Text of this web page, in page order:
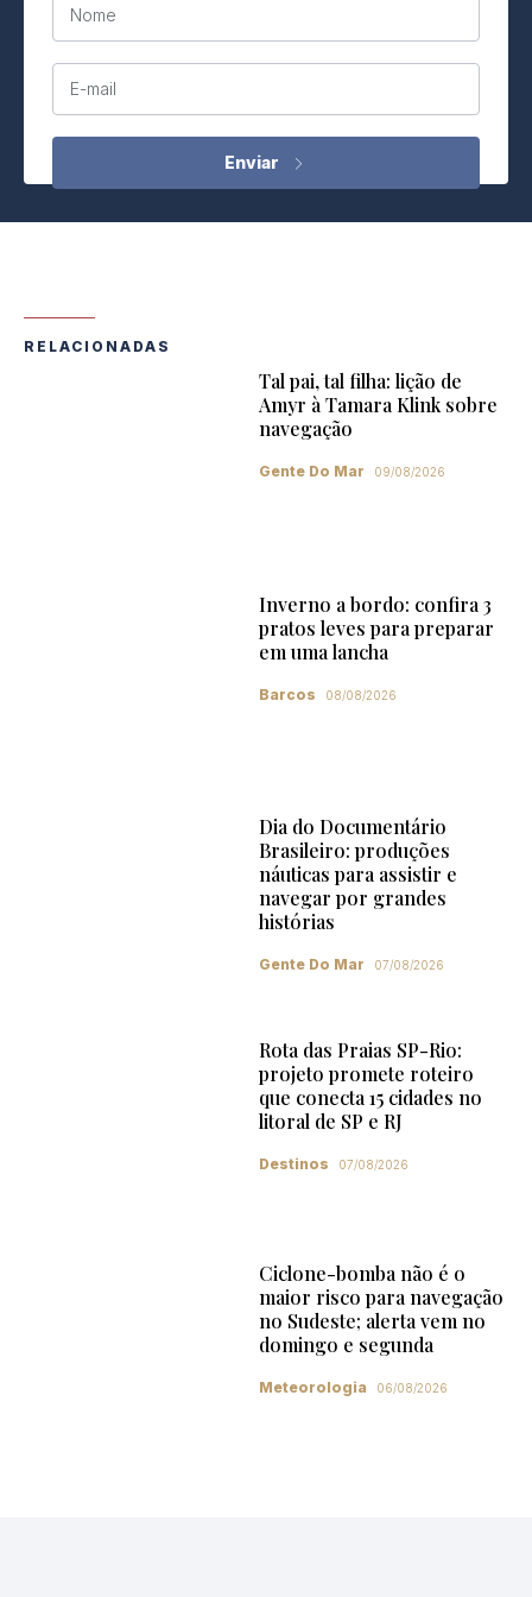
Nome
E-mail
RELACIONADAS
Tal pai, tal filha: lição de
Amyr à Tamara Klink sobre
navegação
Gente Do Mar 09/08/2026
Inverno a bordo: confira 3
pratos leves para preparar
em uma lancha
Barcos 08/08/2026
Dia do Documentário
Brasileiro: produções
náuticas para assistir e
navegar por grandes
histórias
Gente Do Mar 07/08/2026
Rota das Praias SP-Rio:
projeto promete roteiro
que conecta 15 cidades no
litoral de SP e RJ
Destinos 07/08/2026
Ciclone-bomba não é o
maior risco para navegação
no Sudeste; alerta vem no
domingo e segunda
Meteorologia 06/08/2026